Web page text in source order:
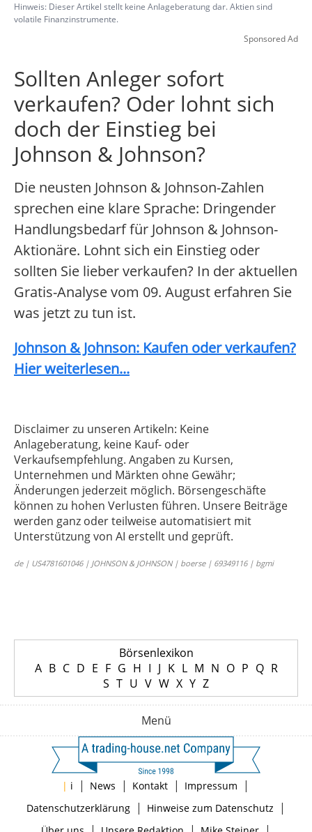
Hinweis: Dieser Artikel stellt keine Anlageberatung dar. Aktien sind
volatile Finanzinstrumente.
Sponsored Ad
Sollten Anleger sofort
verkaufen? Oder lohnt sich
doch der Einstieg bei
Johnson & Johnson?
Die neusten Johnson & Johnson-Zahlen
sprechen eine klare Sprache: Dringender
Handlungsbedarf für Johnson & Johnson-
Aktionäre. Lohnt sich ein Einstieg oder
sollten Sie lieber verkaufen? In der aktuellen
Gratis-Analyse vom 09. August erfahren Sie
was jetzt zu tun ist.
Johnson & Johnson: Kaufen oder verkaufen?
Hier weiterlesen...
Disclaimer zu unseren Artikeln: Keine
Anlageberatung, keine Kauf- oder
Verkaufsempfehlung. Angaben zu Kursen,
Unternehmen und Märkten ohne Gewähr;
Änderungen jederzeit möglich. Börsengeschäfte
können zu hohen Verlusten führen. Unsere Beiträge
werden ganz oder teilweise automatisiert mit
Unterstützung von AI erstellt und geprüft.
de | US4781601046 | JOHNSON & JOHNSON | boerse | 69349116 | bgmi
Börsenlexikon
A B C D E F G H I J K L M N O P Q R
S T U V W X Y Z
Menü
| i | News | Kontakt | Impressum |
Datenschutzerklärung| Hinweise zum Datenschutz |